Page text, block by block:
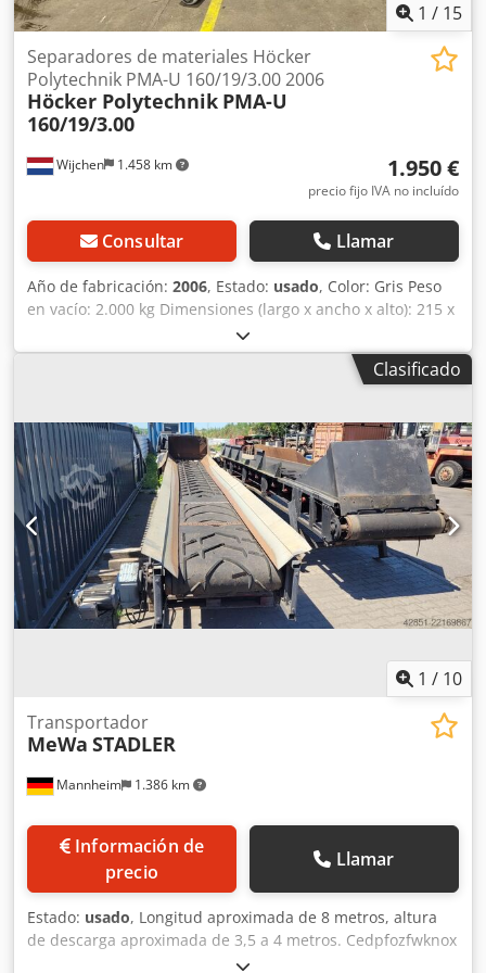
1 / 15
Wijchen 1.458 km
Separadores de materiales Höcker
Polytechnik PMA-U 160/19/3.00 2006
Höcker Polytechnik PMA-U
160/19/3.00
1.950 €
precio fijo IVA no incluído
Consultar Llamar
Año de fabricación: 2006, Estado: usado, Color: Gris Peso
en vacío: 2.000 kg Dimensiones (largo x ancho x alto): 215 x
240 x 210 cm - Año de fabricación: 2006 - Documentación
disponible: No - Certificado CE: No - Dimensiones para el
transporte: 2150 mm x 2400 mm x 2100 mm (largo x ancho
para el transporte [unidades]: 1 Información financiera
IVA: El precio indicado no incluye el IVA IVA/Régimen de
recargo del IVA: IVA deducible para empresas Chedpfszry
N Tsx Agusa Entrega y aceptación de vehículos usados
posibles en cualquier momento para todos los productos
de la industria Yorick Diebels
Clasificado
1 / 10
Mannheim 1.386 km
Transportador
MeWa STADLER
Información de
precio
Llamar
Estado: usado, Longitud aproximada de 8 metros, altura
de descarga aproximada de 3,5 a 4 metros. Cedpfozfwknox